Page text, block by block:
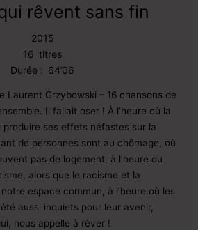
rêvent sans fin
2015
16 titres
Durée : 64’06
Laurent Grzybowski – 16 chansons de
Il fallait oser ! À l’heure où la
produire ses effets néfastes sur la
de personnes sont au chômage, où
pas de logement, à l’heure du
alors que le racisme et la
espace commun, à l’heure où les
aussi inquiets pour leur avenir,
nous appelle à rêver !